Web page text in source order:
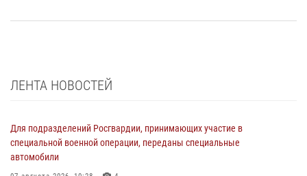
ЛЕНТА НОВОСТЕЙ
Для подразделений Росгвардии, принимающих участие в
специальной военной операции, переданы специальные
автомобили